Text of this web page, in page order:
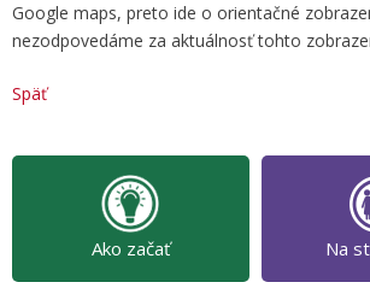
Google maps, preto ide o orientačné
nezodpovedáme za aktuálnosť tohto
Späť
Ako začať Na